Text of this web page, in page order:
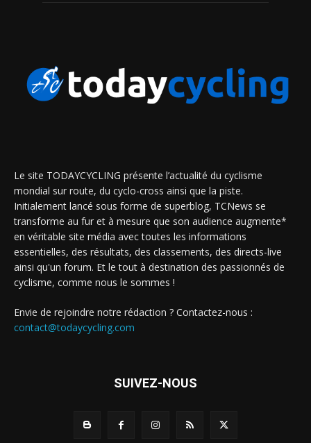
Le site TODAYCYCLING présente l’actualité du cyclisme
mondial sur route, du cyclo-cross ainsi que la piste.
Initialement lancé sous forme de superblog, TCNews se
transforme au fur et à mesure que son audience augmente*
en véritable site média avec toutes les informations
essentielles, des résultats, des classements, des directs-live
ainsi qu'un forum. Et le tout à destination des passionnés de
cyclisme, comme nous le sommes !
Envie de rejoindre notre rédaction ? Contactez-nous :
contact@todaycycling.com
SUIVEZ-NOUS